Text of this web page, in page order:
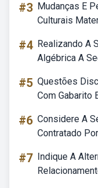
#3 Mudanças E
Culturais
#4 Realizando A
Algébrica A
#5 Questões
Com Gabarito
#6 Considere A
Contratado
#7 Indique A